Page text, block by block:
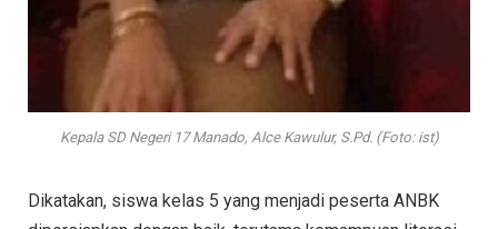
Kepala SD Negeri 17 Manado, Alce Kawulur, S.Pd. (Foto: ist)
Dikatakan, siswa kelas 5 yang menjadi peserta ANBK